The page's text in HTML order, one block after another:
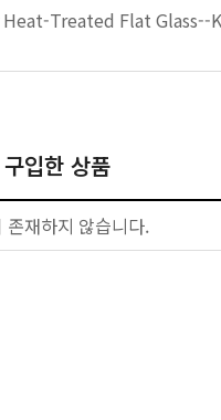
Treated Flat Glass--
입한 상품
존재하지 않습니다.